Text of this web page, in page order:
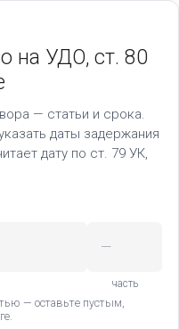
на УДО, ст. 80
— статьи и срока.
даты задержания
дату по ст. 79 УК,
часть
— оставьте пустым,